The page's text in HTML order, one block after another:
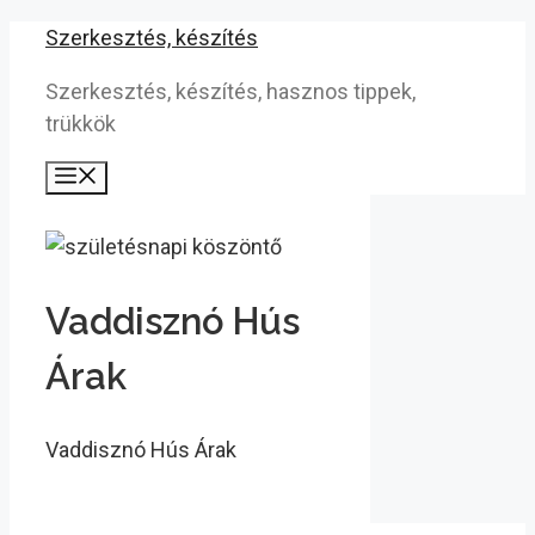
Kilépés
tartalomba
Szerkesztés, készítés
Szerkesztés, készítés, hasznos tippek,
trükkök
Vaddisznó Hús
Árak
Vaddisznó Hús Árak